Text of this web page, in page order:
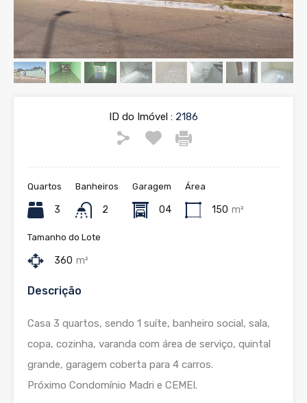
ID do Imóvel : 2186
Quartos
3
Banheiros
2
Garagem
04
Área
150 m²
Tamanho do Lote
360 m²
Descrição
Casa 3 quartos, sendo 1 suíte, banheiro social, sala,
copa, cozinha, varanda com área de serviço, quintal
grande, garagem coberta para 4 carros.
Próximo Condomínio Madri e CEMEI.